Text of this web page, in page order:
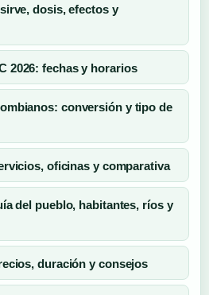
dosis, efectos y
2026: fechas y horarios
conversión y tipo de
oficinas y comparativa
del pueblo, habitantes, ríos y
duración y consejos